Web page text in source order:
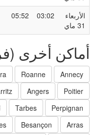
03:02
05:52
أخرى
Annecy
Roanne
Roura
Poitier
Angers
Biarritz
Perpignan
Tarbes
Arras
Besançon